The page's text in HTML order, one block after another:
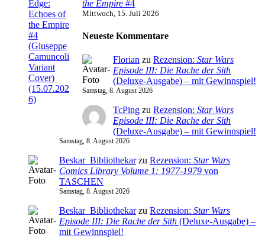
the Empire #4
Mittwoch, 15. Juli 2026
Neueste Kommentare
Florian zu Rezension: Star Wars
Episode III: Die Rache der Sith
(Deluxe-Ausgabe) – mit Gewinnspiel!
Samstag, 8. August 2026
TcPing zu Rezension: Star Wars
Episode III: Die Rache der Sith
(Deluxe-Ausgabe) – mit Gewinnspiel!
Samstag, 8. August 2026
Beskar_Bibliothekarzu Rezension: Star Wars
Comics Library Volume 1: 1977-1979 von
TASCHEN
Samstag, 8. August 2026
Beskar_Bibliothekarzu Rezension: Star Wars
Episode III: Die Rache der Sith (Deluxe-Ausgabe) –
mit Gewinnspiel!